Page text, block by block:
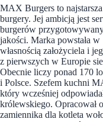
MAX Burgers to
burgery. Jej ambicją jest
burgerów
jakości. Marka powstała
własnością założyciela i
z pierwszych w Europie
Obecnie liczy ponad 170
i Polsce. Szefem kuchni
który wcześniej
królewskiego. Opracował
zamiennika dla kotleta